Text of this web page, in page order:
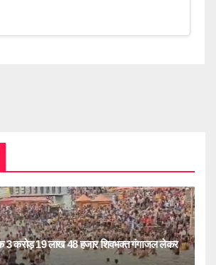
करोड़ 19 लाख 48 हजार शिवभक्त गंगाजल लेकर